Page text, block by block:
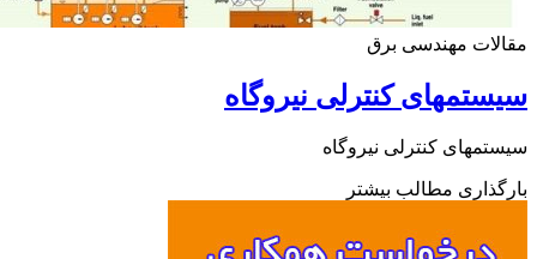
مهندسی برق
کنترلی نیروگاه
کنترلی نیروگاه
مطالب بیشتر